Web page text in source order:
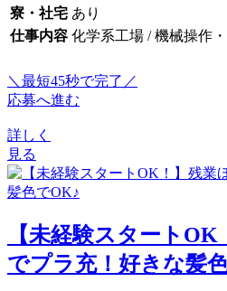
寮・社宅 あり
仕事内容 化学系工場 / 機械操作
＼最短45秒で完了／
応募へ進む
詳しく
見る
【未経験スタート
でプラ充！好きな髪